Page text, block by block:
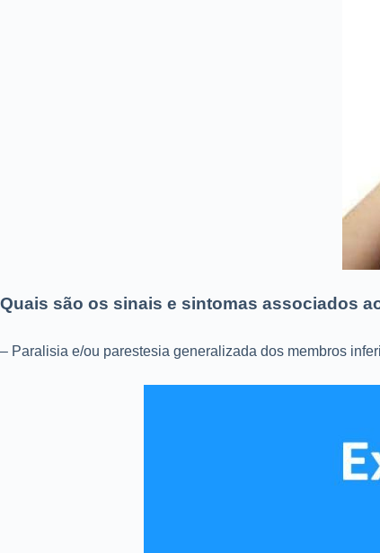
Quais são os sinais e sintomas associados
– Paralisia e/ou parestesia generalizada dos membros